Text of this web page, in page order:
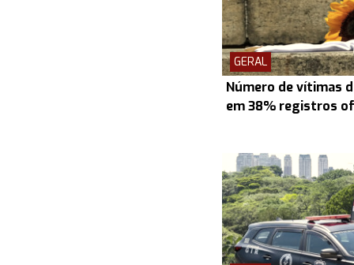
GERAL
Número de vítimas
em 38% registros